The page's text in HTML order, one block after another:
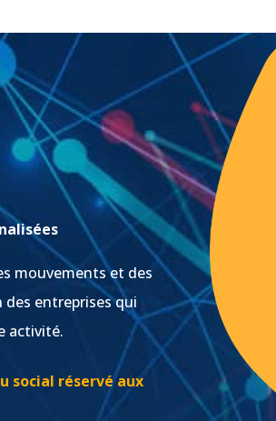
mouvements et des
entreprises qui
activité.
social réservé aux